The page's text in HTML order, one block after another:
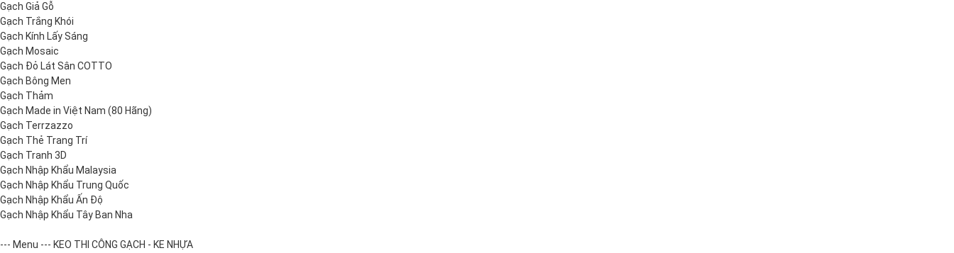
Gạch Giả Gỗ
Gạch Trắng Khói
Gạch Kính Lấy Sáng
Gạch Mosaic
Gạch Đỏ Lát Sân COTTO
Gạch Bông Men
Gạch Thảm
Gạch Made in Việt Nam (80 Hãng)
Gạch Terrzazzo
Gạch Thẻ Trang Trí
Gạch Tranh 3D
Gạch Nhập Khẩu Malaysia
Gạch Nhập Khẩu Trung Quốc
Gạch Nhập Khẩu Ấn Độ
Gạch Nhập Khẩu Tây Ban Nha
--- Menu --- KEO THI CÔNG GẠCH - KE NHỰA